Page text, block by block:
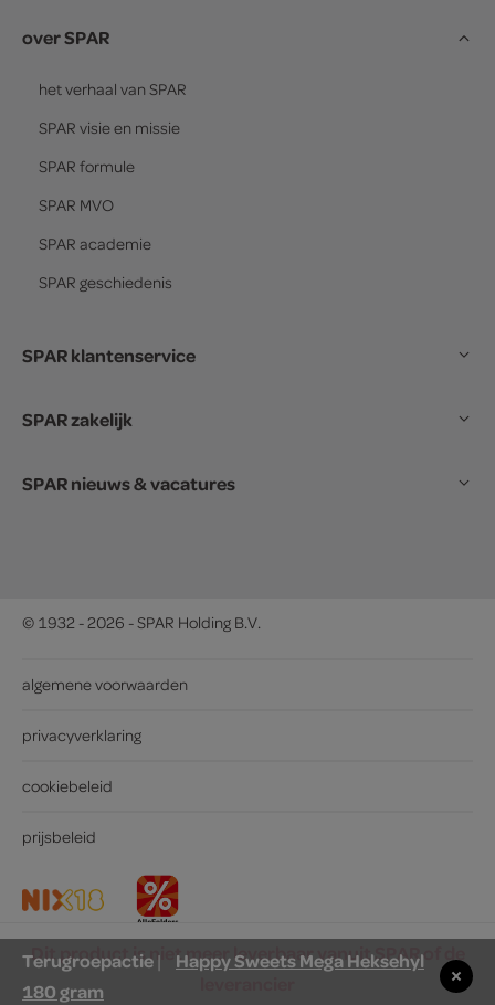
Dit product is niet meer leverbaar vanuit SPAR of de
over SPAR
het verhaal van SPAR
SPAR visie en missie
SPAR formule
SPAR MVO
SPAR academie
SPAR geschiedenis
SPAR klantenservice
SPAR zakelijk
SPAR nieuws & vacatures
© 1932 - 2026 - SPAR Holding B.V.
algemene voorwaarden
privacyverklaring
cookiebeleid
prijsbeleid
Terugroepactie|
Happy Sweets Mega Heksehyl
180 gram